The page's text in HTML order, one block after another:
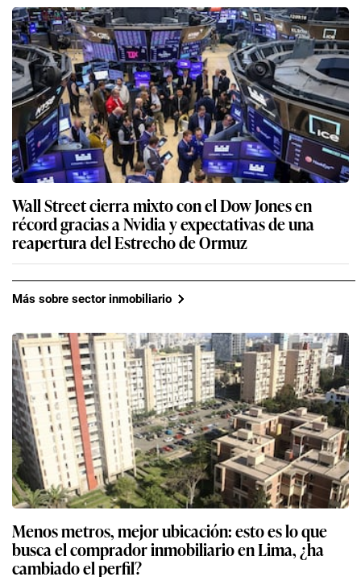
Wall Street cierra mixto con el Dow Jones en
récord gracias a Nvidia y expectativas de una
reapertura del Estrecho de Ormuz
Más sobre sector inmobiliario
Menos metros, mejor ubicación: esto es lo que
busca el comprador inmobiliario en Lima, ¿ha
cambiado el perfil?